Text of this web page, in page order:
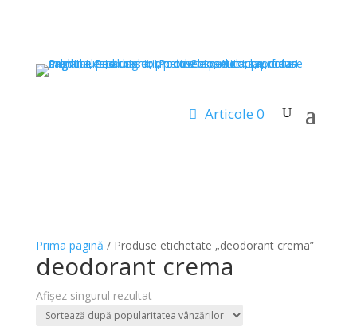
Articole 0
Prima pagină / Produse etichetate „deodorant crema”
deodorant crema
Afișez singurul rezultat